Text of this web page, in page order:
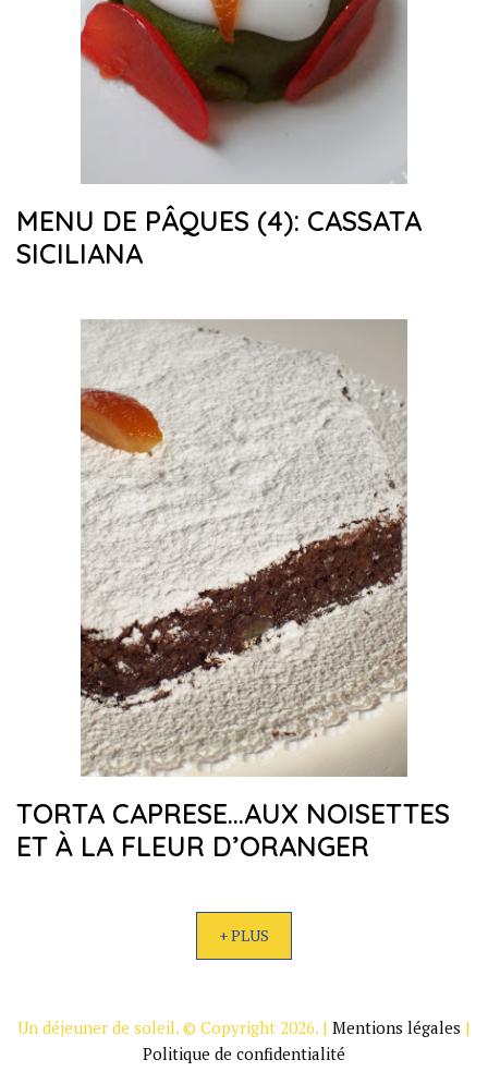
MENU DE PÂQUES (4): CASSATA
SICILIANA
TORTA CAPRESE…AUX NOISETTES
ET À LA FLEUR D’ORANGER
+ PLUS
Un déjeuner de soleil. © Copyright 2026. | Mentions légales |
Politique de confidentialité